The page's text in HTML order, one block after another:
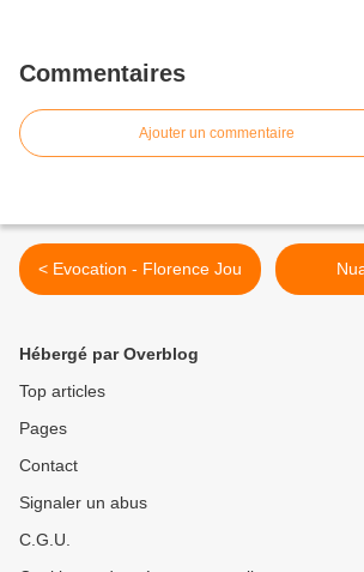
Commentaires
Ajouter un commentaire
< Evocation - Florence Jou
Hébergé par Overblog
Top articles
Pages
Contact
Signaler un abus
C.G.U.